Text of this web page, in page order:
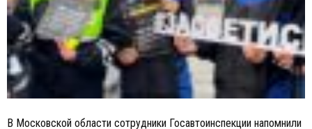
В Московской области сотрудники Госавтоинспекции напомнили